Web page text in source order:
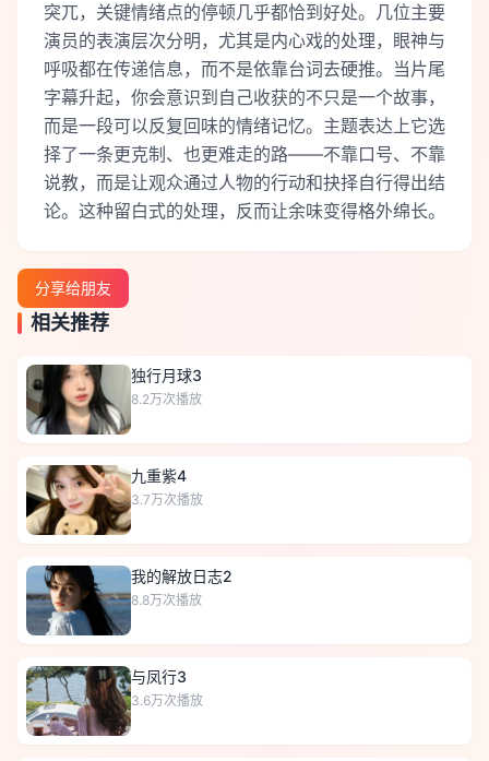
突兀，关键情绪点的停顿几乎都恰到好处。几位主要
演员的表演层次分明，尤其是内心戏的处理，眼神与
呼吸都在传递信息，而不是依靠台词去硬推。当片尾
字幕升起，你会意识到自己收获的不只是一个故事，
而是一段可以反复回味的情绪记忆。主题表达上它选
择了一条更克制、也更难走的路——不靠口号、不靠
说教，而是让观众通过人物的行动和抉择自行得出结
论。这种留白式的处理，反而让余味变得格外绵长。
分享给朋友
相关推荐
独行月球3
8.2万次播放
九重紫4
3.7万次播放
我的解放日志2
8.8万次播放
与凤行3
3.6万次播放